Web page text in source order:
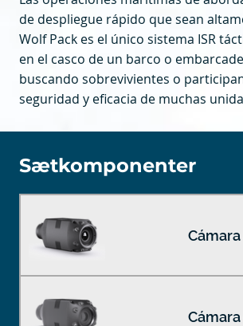
de despliegue rápido que sean
Wolf Pack es el único sistema ISR
en el casco de un barco o
buscando sobrevivientes o
seguridad y eficacia de muchas
Sætkomponenter